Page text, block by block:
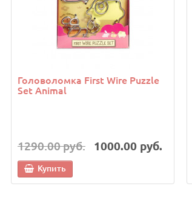
Головоломка First Wire Puzzle
Set Animal
1290.00 руб. 1000.00 руб.
Купить